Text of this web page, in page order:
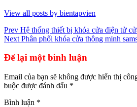
View all posts by bientapvien
Điều
hướng
bài
viết
Prev Hệ thống thiết bị khóa cửa điện tử
Next Phân phối khóa cửa thông minh
Để lại một bình luận
Email của bạn sẽ không được hiển thị
buộc được đánh dấu *
Bình luận *